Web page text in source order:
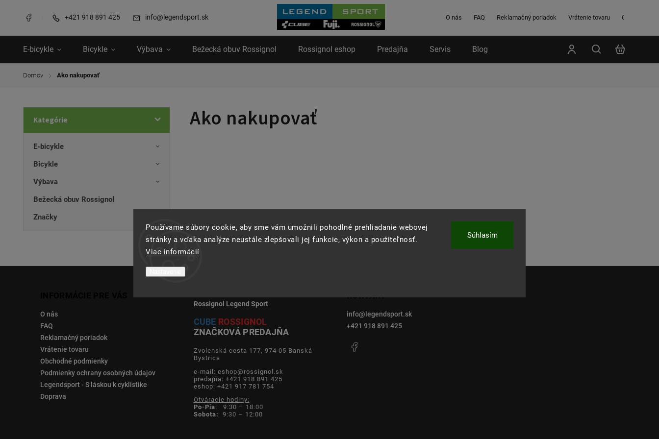
Používame súbory cookie, aby sme vám umožnili pohodlné prehliadanie webovej
stránky a vďaka analýze neustále zlepšovali jej funkcie, výkon a použiteľnosť.
Viac informácií
Súhlasím
+421 918 891 425 info@legendsport.sk O nás FAQ Reklamačný poriadok Vrátenie tovaru Obchodné
E-bicykle Bicykle Výbava Bežecká obuv Rossignol Rossignol eshop Predajňa Servis Blog Značky
Domov / Ako nakupovať
Kategórie
E-bicykle
Bicykle
Výbava
Bežecká obuv Rossignol
Značky
Ako nakupovať
O nás
FAQ
Reklamačný poriadok
Vrátenie tovaru
Obchodné podmienky
Podmienky ochrany osobných údajov
Legendsport - S láskou k cyklistike
Doprava
Rossignol Legend Sport
CUBE ROSSIGNOL
ZNAČKOVÁ PREDAJŇA
Zvolenská cesta 177, 974 05 Banská
Bystrica
e-mail: eshop@rossignol.sk
predajňa: +421 918 891 425
eshop: +421 917 781 754
Otváracie hodiny:
Po-Pia: 9:30 – 18:00
Sobota: 9:30 – 12:00
KONTAKT
info@ legendsport.sk
+421 918 891 425